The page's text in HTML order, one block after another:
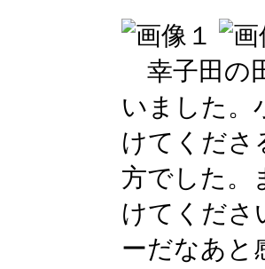
幸子田の
いました。
けてくださ
方でした。
けてくださ
ーだなあと